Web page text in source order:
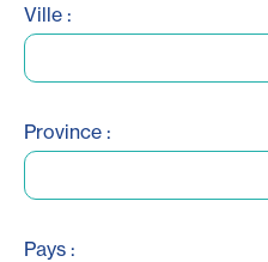
Ville :
Province :
Pays :